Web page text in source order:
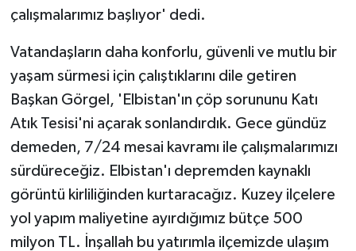
çalışmalarımız başlıyor' dedi.
Vatandaşların daha konforlu, güvenli ve mutlu bir
yaşam sürmesi için çalıştıklarını dile getiren
Başkan Görgel, 'Elbistan'ın çöp sorununu Katı
Atık Tesisi'ni açarak sonlandırdık. Gece gündüz
demeden, 7/24 mesai kavramı ile çalışmalarımızı
sürdüreceğiz. Elbistan'ı depremden kaynaklı
görüntü kirliliğinden kurtaracağız. Kuzey ilçelere
yol yapım maliyetine ayırdığımız bütçe 500
milyon TL. İnşallah bu yatırımla ilçemizde ulaşım